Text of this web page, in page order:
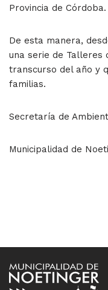
Provincia de Córdoba.
De esta manera,
una serie de Talleres
transcurso del año y
familias.
Secretaría de
Municipalidad de